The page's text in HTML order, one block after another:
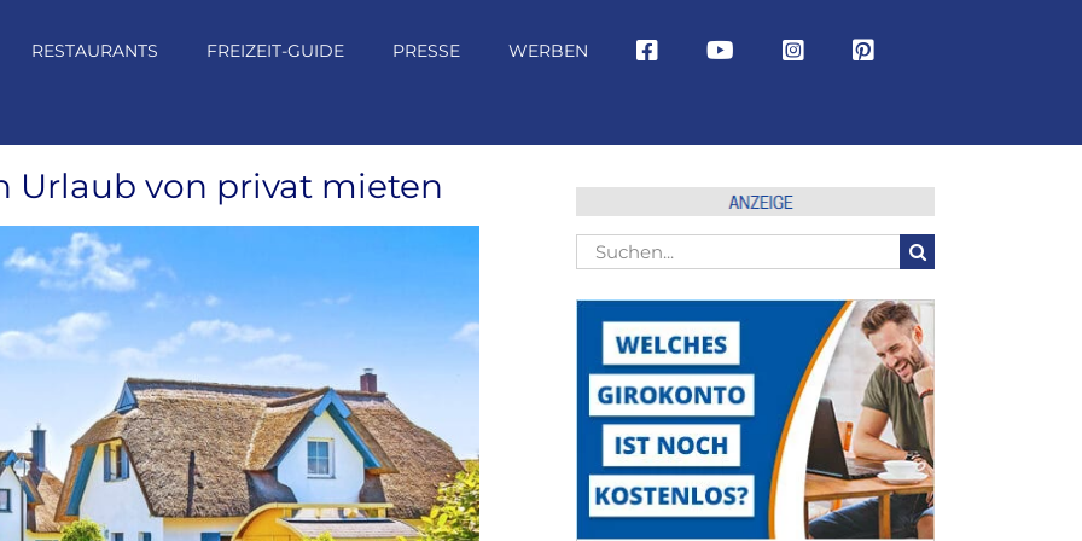
RESTAURANTS FREIZEIT-GUIDE PRESSE WERBEN
Urlaub von privat mieten
Suche
nach: